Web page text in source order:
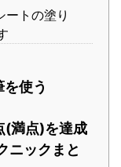
トの塗り
使う
(満点)を達成
ニックまと